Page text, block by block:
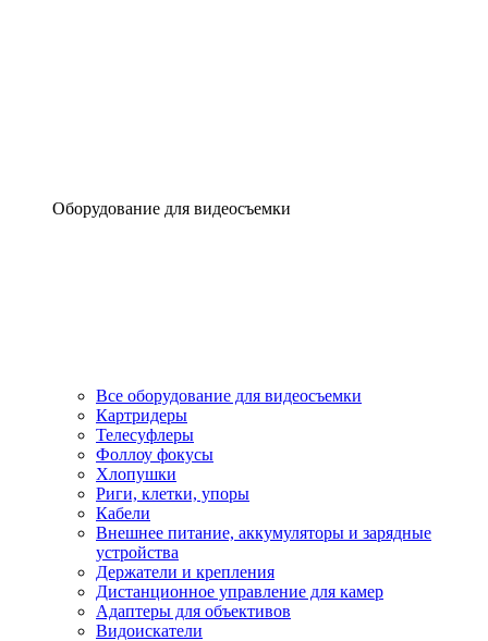
Оборудование для видеосъемки
Все оборудование для видеосъемки
Картридеры
Телесуфлеры
Фоллоу фокусы
Хлопушки
Риги, клетки, упоры
Кабели
Внешнее питание, аккумуляторы и зарядные
устройства
Держатели и крепления
Дистанционное управление для камер
Адаптеры для объективов
Видоискатели